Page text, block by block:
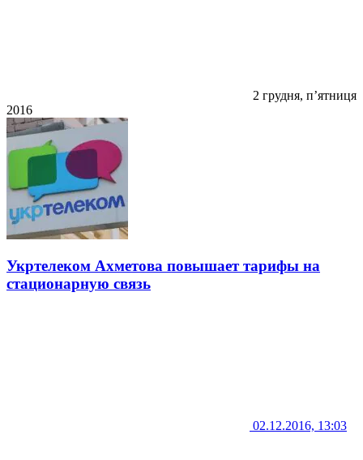
2 грудня, п’ятниця
2016
Укртелеком Ахметова повышает тарифы на
стационарную связь
02.12.2016, 13:03